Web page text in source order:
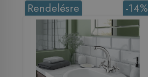
-14%
Rendelésre